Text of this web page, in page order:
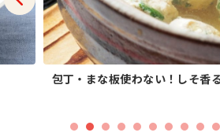
包丁・まな板使わない！しそ香